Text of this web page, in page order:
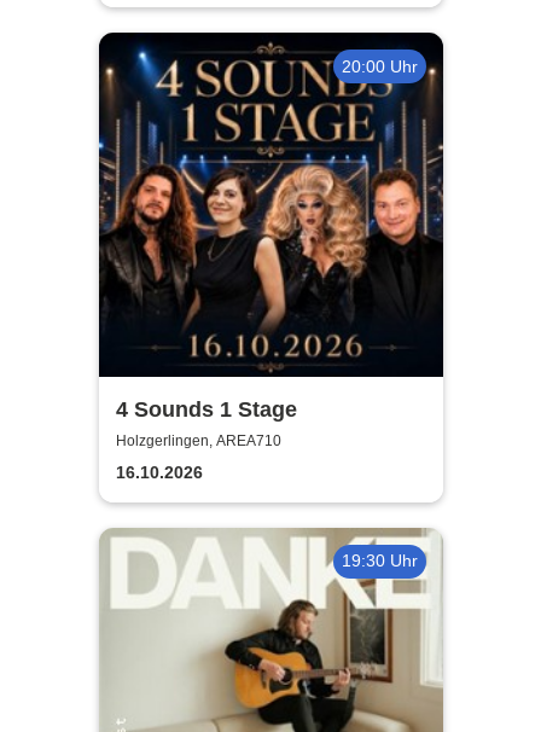
20:00 Uhr
4 Sounds 1 Stage
Holzgerlingen, AREA710
16.10.2026
19:30 Uhr